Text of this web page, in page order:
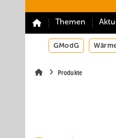
Themen
GModG
Produkte